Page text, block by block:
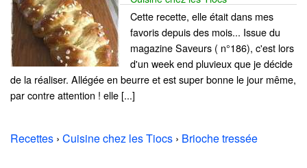
Cette recette, elle était dans mes
favoris depuis des mois... Issue du
magazine Saveurs ( n°186), c'est lors
d'un week end pluvieux que je décide
de la réaliser. Allégée en beurre et est super bonne le jour même,
par contre attention ! elle [...]
Recettes › Cuisine chez les Tiocs › Brioche tressée